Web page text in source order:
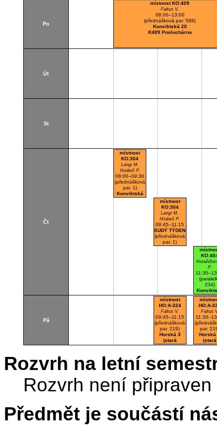
Po
místnost KO:409
Faltus V.
08:00–13:00
(přednášková par. 588)
Konviktská 20
K409 Posluchárna
Út
St
Čt
místnost
KO:304
Langr M.
Hrubeš P.
08:00–09:30
(přednášková
par. 1)
Konviktská
místnost
KO:304
Langr M.
Hrubeš P.
09:45–11:15
SUDÝ TÝDEN
(přednášková
par. 1)
P.
234)
20
K404
Pá
místnost
HO:A-324
Faltus V.
09:45–11:15
(přednášková
par. 219)
Horská 3
(stará
budova)
HO:A-
Faltus
par.
(stará
Rozvrh na letní
Rozvrh není připraven
Předmět je součástí